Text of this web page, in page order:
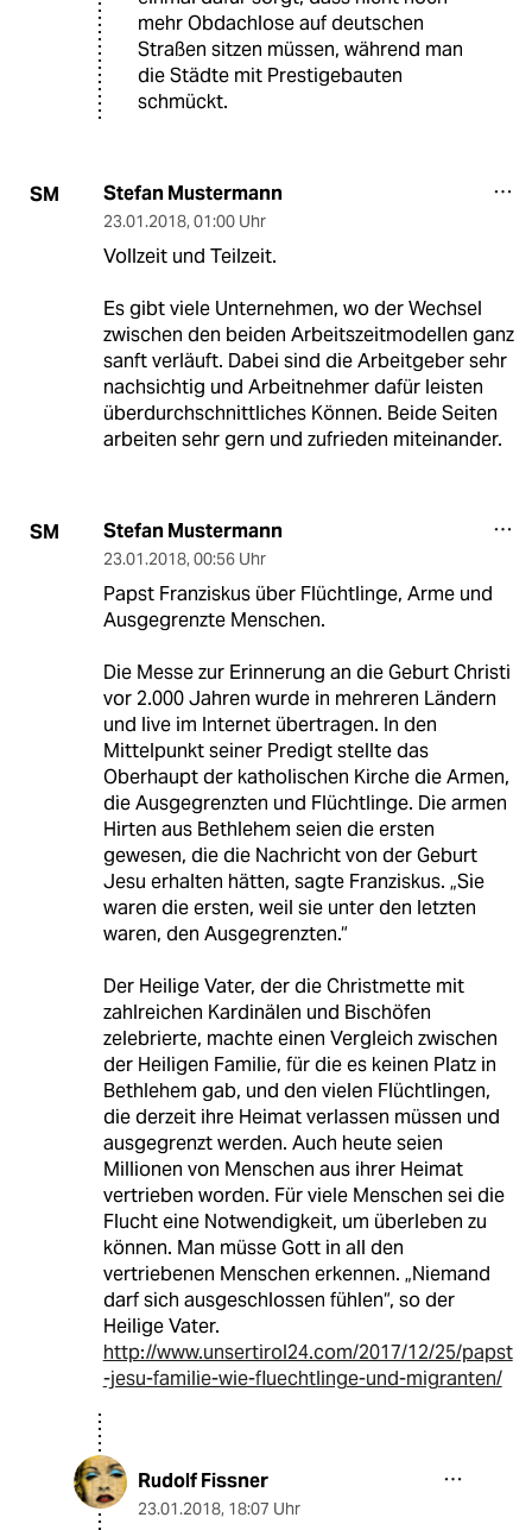
mehr Obdachlose auf deutschen
Straßen sitzen müssen, während man
die Städte mit Prestigebauten
schmückt.
SM Stefan Mustermann
23.01.2018, 01:00 Uhr
Vollzeit und Teilzeit.
Es gibt viele Unternehmen, wo der Wechsel
zwischen den beiden Arbeitszeitmodellen ganz
sanft verläuft. Dabei sind die Arbeitgeber sehr
nachsichtig und Arbeitnehmer dafür leisten
überdurchschnittliches Können. Beide Seiten
arbeiten sehr gern und zufrieden miteinander.
SM Stefan Mustermann
23.01.2018, 00:56 Uhr
Papst Franziskus über Flüchtlinge, Arme und
Ausgegrenzte Menschen.
Die Messe zur Erinnerung an die Geburt Christi
vor 2.000 Jahren wurde in mehreren Ländern
und live im Internet übertragen. In den
Mittelpunkt seiner Predigt stellte das
Oberhaupt der katholischen Kirche die Armen,
die Ausgegrenzten und Flüchtlinge. Die armen
Hirten aus Bethlehem seien die ersten
gewesen, die die Nachricht von der Geburt
Jesu erhalten hätten, sagte Franziskus. „Sie
waren die ersten, weil sie unter den letzten
waren, den Ausgegrenzten.“
Der Heilige Vater, der die Christmette mit
zahlreichen Kardinälen und Bischöfen
zelebrierte, machte einen Vergleich zwischen
der Heiligen Familie, für die es keinen Platz in
Bethlehem gab, und den vielen Flüchtlingen,
die derzeit ihre Heimat verlassen müssen und
ausgegrenzt werden. Auch heute seien
Millionen von Menschen aus ihrer Heimat
vertrieben worden. Für viele Menschen sei die
Flucht eine Notwendigkeit, um überleben zu
können. Man müsse Gott in all den
vertriebenen Menschen erkennen. „Niemand
darf sich ausgeschlossen fühlen“, so der
Heilige Vater.
http://www.unsertirol24.com/2017/12/25/papst
-jesu-familie-wie-fluechtlinge-und-migranten/
Rudolf Fissner
23.01.2018, 18:07 Uhr